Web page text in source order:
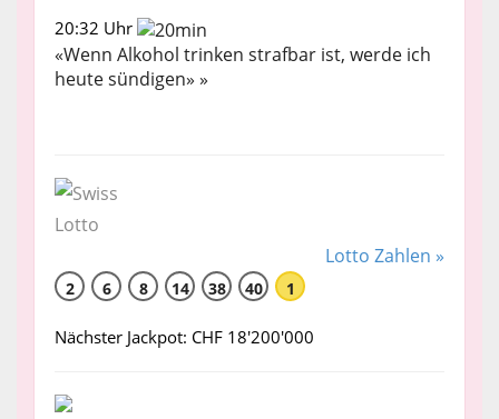
20:32 Uhr
«Wenn Alkohol trinken strafbar ist, werde ich
heute sündigen» »
Lotto Zahlen »
2 6 8 14 38 40 1
Nächster Jackpot: CHF 18'200'000